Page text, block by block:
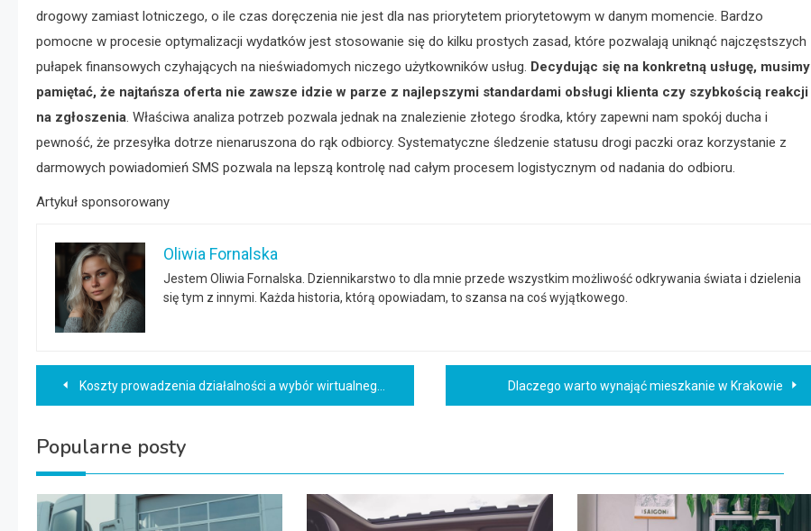
drogowy zamiast lotniczego, o ile czas doręczenia nie jest dla nas priorytetem priorytetowym w danym momencie. Bardzo
pomocne w procesie optymalizacji wydatków jest stosowanie się do kilku prostych zasad, które pozwalają uniknąć najczęstszych
pułapek finansowych czyhających na nieświadomych niczego użytkowników usług. Decydując się na konkretną usługę, musimy
pamiętać, że najtańsza oferta nie zawsze idzie w parze z najlepszymi standardami obsługi klienta czy szybkością reakcji
na zgłoszenia. Właściwa analiza potrzeb pozwala jednak na znalezienie złotego środka, który zapewni nam spokój ducha i
pewność, że przesyłka dotrze nienaruszona do rąk odbiorcy. Systematyczne śledzenie statusu drogi paczki oraz korzystanie z
darmowych powiadomień SMS pozwala na lepszą kontrolę nad całym procesem logistycznym od nadania do odbioru.
Artykuł sponsorowany
Oliwia Fornalska
Jestem Oliwia Fornalska. Dziennikarstwo to dla mnie przede wszystkim możliwość odkrywania świata i dzielenia
się tym z innymi. Każda historia, którą opowiadam, to szansa na coś wyjątkowego.
Nawigacja
Koszty prowadzenia działalności a wybór wirtualnego biura – analiza opłacalności Dlaczego warto wynająć mieszkanie w Krakowie
Popularne posty